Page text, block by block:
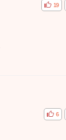
비공감
19
비공감
6